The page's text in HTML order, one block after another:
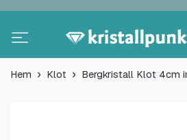
Hem Klot Bergkristall Klot 4cm